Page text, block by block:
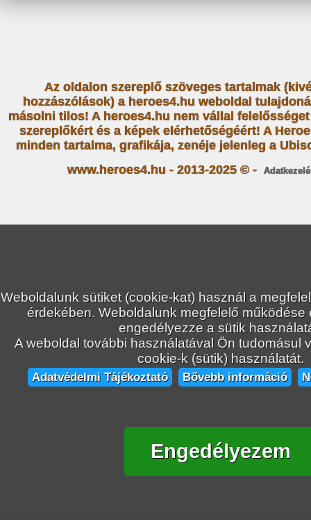
Weboldalunk sütiket (cookie-kat) használ a
érdekében. Weboldalunk megfelelő működése
engedélyezze a sütik
A weboldal további használatával Ön tudomásul
cookie-k (sütik) használatát.
Adatvédelmi Tájékoztató Bővebb információ
Engedélyezem
Az oldalon szereplő szöveges tartalmak
hozzászólások) a heroes4.hu weboldal
másolni tilos! A heroes4.hu nem vállal
szereplőkért és a képek elérhetőségéért! A
minden tartalma, grafikája, zenéje jelenleg a
www.heroes4.hu - 2013-2025 © -